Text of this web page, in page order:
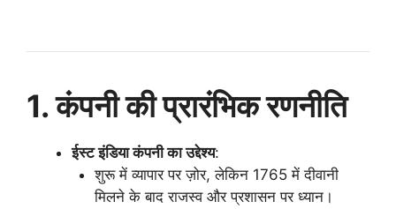
1. कंपनी की प्रारंभिक रणनीति
ईस्ट इंडिया कंपनी का उद्देश्य:
शुरू में व्यापार पर ज़ोर, लेकिन 1765 में दीवानी
मिलने के बाद राजस्व और प्रशासन पर ध्यान।